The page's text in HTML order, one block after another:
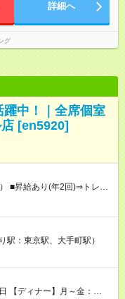
詳細へ
グ
中！｜全席個室
[en5920]
■昇給あり(年2回)⇒トレー
■1食200円食事補助あり
制度あり(規定あり) │スタ
る事が必要になる為 ・
Japanese. 【試用期
駅：東京駅、大手町駅）
【ディナー】月～金：